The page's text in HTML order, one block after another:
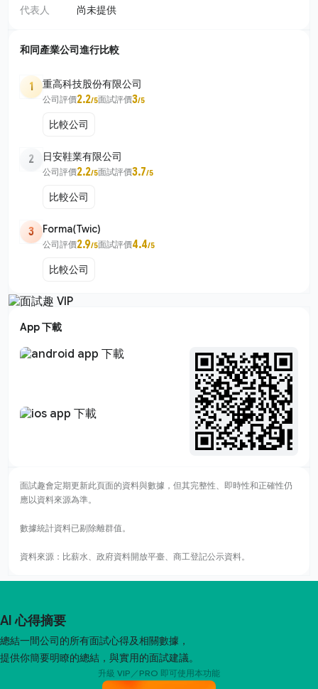
代表人 尚未提供
和同產業公司進行比較
1 重高科技股份有限公司
公司評價2.2/5面試評價3/5
比較公司
2 日安鞋業有限公司
公司評價2.2/5面試評價3.7/5
比較公司
3 Forma(Twic)
公司評價2.9/5面試評價4.4/5
比較公司
App 下載
面試趣會定期更新此頁面的資料與數據，但其完整性、即時性和正確性仍
應以資料來源為準。
數據統計資料已剔除離群值。
資料來源：比薪水、政府資料開放平臺、商工登記公示資料。
AI 心得摘要
總結一間公司的所有面試心得及相關數據，
提供你簡要明瞭的總結，與實用的面試建議。
升級 VIP／PRO 即可使用本功能